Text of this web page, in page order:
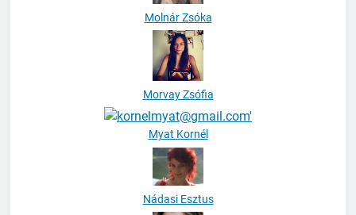
Molnár Zsóka
Morvay Zsófia
Myat Kornél
Nádasi Esztus